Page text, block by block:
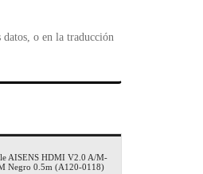
o en la traducción
AISENS HDMI V2.0 A/M-
Negro 0.5m (A120-0118)